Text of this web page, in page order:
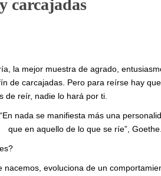
carcajadas
la mejor muestra de agrado,
de carcajadas. Pero para reírse hay
de reír, nadie lo hará por ti.
“En nada se manifiesta más una
que en aquello de lo que se ríe”, Goethe.
nacemos, evoluciona de un